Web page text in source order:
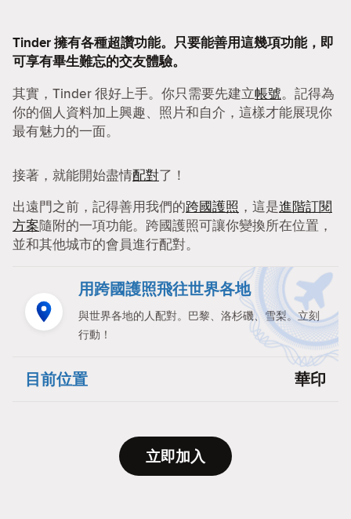
Tinder 擁有各種超讚功能。只要能善用這幾項功能，即
可享有畢生難忘的交友體驗。
其實，Tinder 很好上手。你只需要先建立帳號。記得為
你的個人資料加上興趣、照片和自介，這樣才能展現你
最有魅力的一面。
接著，就能開始盡情配對了！
出遠門之前，記得善用我們的跨國護照 ，這是進階訂閱
方案隨附的一項功能。跨國護照可讓你變換所在位置，
並和其他城市的會員進行配對。
用跨國護照飛往世界各地
與世界各地的人配對。巴黎、洛杉磯、雪梨。立刻
行動！
目前位置 華印
立即加入